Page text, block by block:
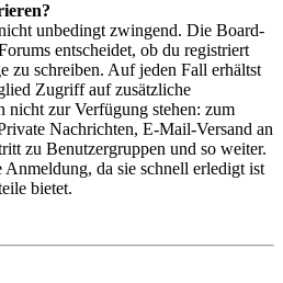
unbedingt zwingend. Die Board-
entscheidet, ob du registriert
zu schreiben. Auf jeden Fall erhältst
Zugriff auf zusätzliche
nicht zur Verfügung stehen: zum
Nachrichten, E-Mail-Versand an
zu Benutzergruppen und so weiter.
da sie schnell erledigt ist
bietet.